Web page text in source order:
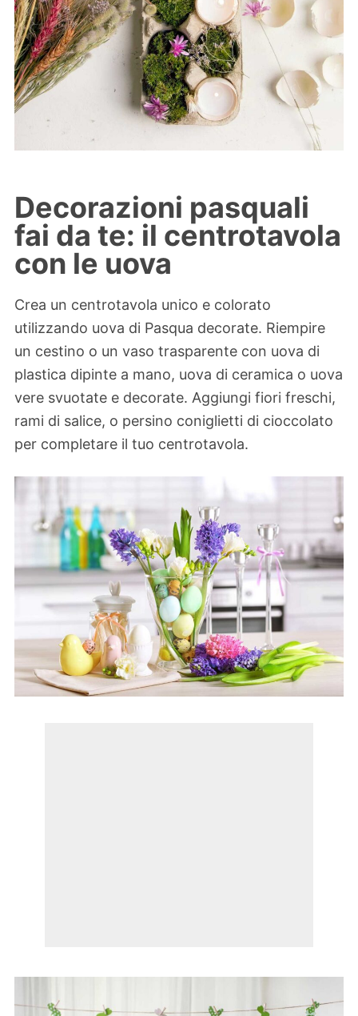
Decorazioni pasquali
fai da te: il centrotavola
con le uova
Crea un centrotavola unico e colorato
utilizzando uova di Pasqua decorate. Riempire
un cestino o un vaso trasparente con uova di
plastica dipinte a mano, uova di ceramica o uova
vere svuotate e decorate. Aggiungi fiori freschi,
rami di salice, o persino coniglietti di cioccolato
per completare il tuo centrotavola.